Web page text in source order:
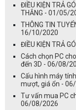
ĐIỀU KIỆN TRẢ
THẮNG - 01/05/
THÔNG TIN
16/10/2020
ĐIỀU KIỆN TRẢ
Cách chọn PC
đến 3D - 06/08/
Cấu hình máy
mượt, giá ổn -
Tư vấn mua PC
06/08/2026